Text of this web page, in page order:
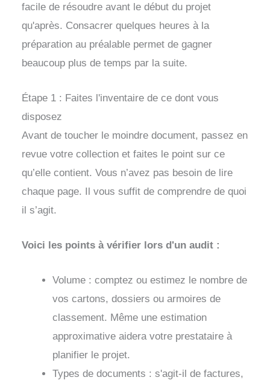
facile de résoudre avant le début du projet
qu'après. Consacrer quelques heures à la
préparation au préalable permet de gagner
beaucoup plus de temps par la suite.
Étape 1 : Faites l'inventaire de ce dont vous
disposez
Avant de toucher le moindre document, passez en
revue votre collection et faites le point sur ce
qu’elle contient. Vous n’avez pas besoin de lire
chaque page. Il vous suffit de comprendre de quoi
il s’agit.
Voici les points à vérifier lors d'un audit :
Volume : comptez ou estimez le nombre de
vos cartons, dossiers ou armoires de
classement. Même une estimation
approximative aidera votre prestataire à
planifier le projet.
Types de documents : s'agit-il de factures,